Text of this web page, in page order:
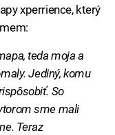
xperrience, který
teda moja a
Jediný, komu
So
sme mali
Teraz